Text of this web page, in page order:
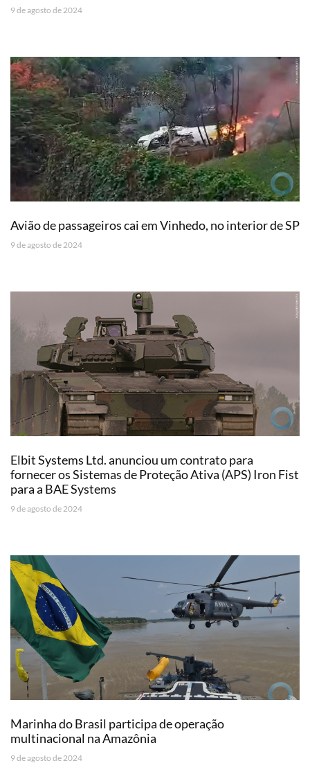
9 de agosto de 2024
Avião de passageiros cai em Vinhedo, no interior de SP
9 de agosto de 2024
Elbit Systems Ltd. anunciou um contrato para
fornecer os Sistemas de Proteção Ativa (APS) Iron Fist
para a BAE Systems
9 de agosto de 2024
Marinha do Brasil participa de operação
multinacional na Amazônia
9 de agosto de 2024